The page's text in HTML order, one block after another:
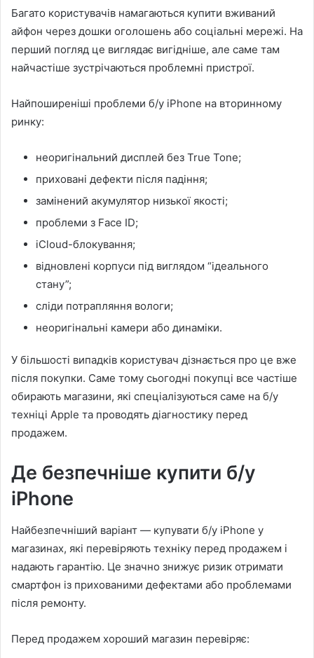
Багато користувачів намагаються купити вживаний
айфон через дошки оголошень або соціальні мережі. На
перший погляд це виглядає вигідніше, але саме там
найчастіше зустрічаються проблемні пристрої.
Найпоширеніші проблеми б/у iPhone на вторинному
ринку:
неоригінальний дисплей без True Tone;
приховані дефекти після падіння;
замінений акумулятор низької якості;
проблеми з Face ID;
iCloud-блокування;
відновлені корпуси під виглядом “ідеального
стану”;
сліди потрапляння вологи;
неоригінальні камери або динаміки.
У більшості випадків користувач дізнається про це вже
після покупки. Саме тому сьогодні покупці все частіше
обирають магазини, які спеціалізуються саме на б/у
техніці Apple та проводять діагностику перед
продажем.
Де безпечніше купити б/у
iPhone
Найбезпечніший варіант — купувати б/у iPhone у
магазинах, які перевіряють техніку перед продажем і
надають гарантію. Це значно знижує ризик отримати
смартфон із прихованими дефектами або проблемами
після ремонту.
Перед продажем хороший магазин перевіряє: